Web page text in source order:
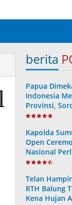
berita
Papua
Indonesia
Provinsi,
Provinsi ke 38
Kapolda
Open
Nasional
Anak ke-V
Telan
RTH Balung
Kena Hujan